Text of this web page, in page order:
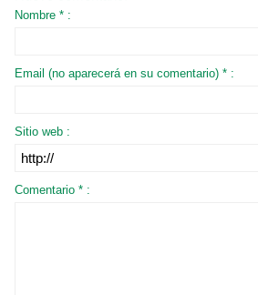
Nombre * :
Email (no aparecerá en su comentario) * :
Sitio web :
Comentario * :